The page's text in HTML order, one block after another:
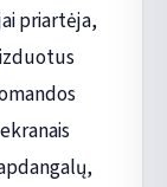
priartėja,